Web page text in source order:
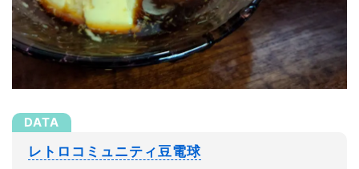
レトロコミュニティ豆電球